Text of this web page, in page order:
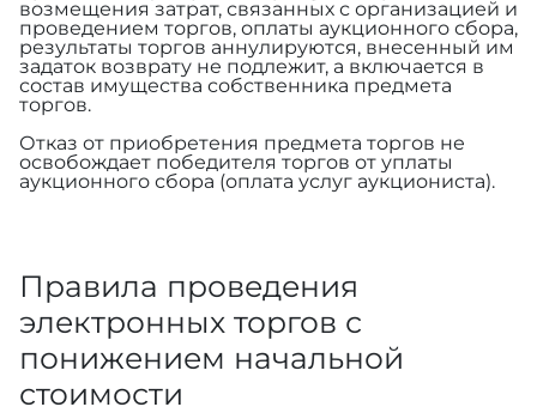
возмещения затрат, связанных с организацией и
проведением торгов, оплаты аукционного сбора,
результаты торгов аннулируются, внесенный им
задаток возврату не подлежит, а включается в
состав имущества собственника предмета
торгов.
Отказ от приобретения предмета торгов не
освобождает победителя торгов от уплаты
аукционного сбора (оплата услуг аукциониста).
Правила проведения
электронных торгов с
понижением начальной
стоимости